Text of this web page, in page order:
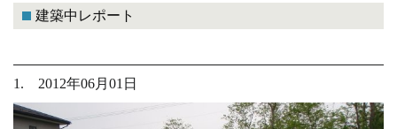
建築中レポート
1. 2012年06月01日